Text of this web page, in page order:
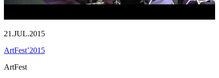
21.JUL.2015
ArtFest’2015
ArtFest